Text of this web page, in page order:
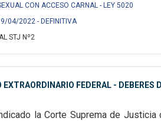
CON ACCESO CARNAL - LEY 5020
04/2022 - DEFINITIVA
STJ Nº2
EXTRAORDINARIO FEDERAL -
la Corte Suprema de